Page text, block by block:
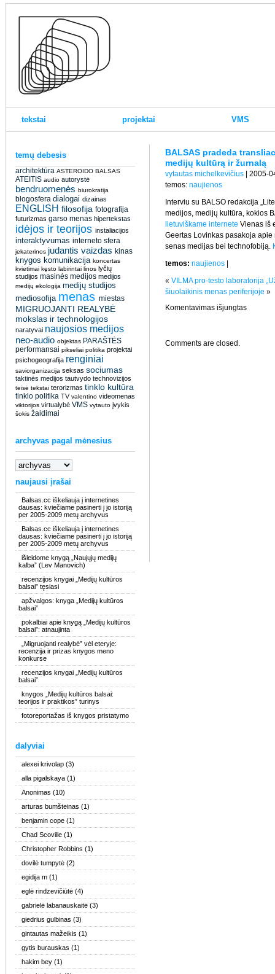
tekstai projektai VMS
temų debesis
architektūra ASTEROIDO BALSAS
ATEITIS audio autorystė
bendruomenės biurokratija
blogosfera dialogai dizainas
ENGLISH filosofija fotografija
futurizmas garso menas hipertekstas
idėjos ir teorijos instaliacijos
interaktyvumas interneto sfera
jekaterinos judantis vaizdas kinas
knygos komunikacija koncertas
kvietimai kęsto labirintai linos lyčių
studijos masinės medijos medijos
medijų ekologija medijų studijos
mediosofija menas miestas
MIGRUOJANTI REALYBĖ
mokslas ir technologijos
naratyvai naujosios medijos
neo-audio objektas PARAŠTĖS
performansai pikseliai politika projektai
psichogeografija renginiai
saviorganizacija seksas sociumas
taktinės medijos tautvydo technovizijos
teisė tekstai terorizmas tinklo kultūra
tinklo politika TV valentino videomenas
viktorijos virtualybė VMS vytauto įvykis
šokis žaidimai
archyvas pagal mėnesius
naujausi įrašai
Balsas.cc iškeliauja į internetines
dausas: kviečiame pasinerti į jo istoriją
per 2005-2009 metų archyvus
Balsas.cc iškeliauja į internetines
dausas: kviečiame pasinerti į jo istoriją
per 2005-2009 metų archyvus
išleidome knygą „Naujųjų medijų
kalba” (Lev Manovich)
recenzijos knygai „Medijų kultūros
balsai” tęsiasi
apžvalgos: knyga „Medijų kultūros
balsai”
pokalbiai apie knygą „Medijų kultūros
balsai”: atnaujinta
„Migruojanti realybė” vėl eteryje:
recenzija ir prizas knygos meno
konkurse
recenzijos knygai „Medijų kultūros
balsai”
knygos „Medijų kultūros balsai:
teorijos ir praktikos” turinys
fotoreportažas iš knygos pristatymo
dalyviai
alexei krivolap (3)
alla pigalskaya (1)
Anonimas (10)
arturas bumšteinas (1)
benjamin cope (1)
Chad Scoville (1)
Christopher Robbins (1)
dovilė tumpytė (2)
egidija m (1)
eglė rindzevičiūtė (4)
gabrielė labanauskaitė (3)
giedrius gulbinas (3)
gintautas mažeikis (1)
gytis burauskas (1)
hakim bey (1)
BALSAS pradeda
medijų kultūrą ir žurnalą
vytautas michelkevičius | 2005-
temos: naujienos
Interviu su BALSO redakcija
medijos, medijų kultūra, kokios
lietuviškame internete Vienas iš
Geertas Lovinkas pasakoja
senas medijas bei technofobiją.
temos: naujienos
« VILMA pro-testo laboratorija
šiuolaikinis menas periferijoje »
Komentavimas išjungtasįraše
Comments are closed.